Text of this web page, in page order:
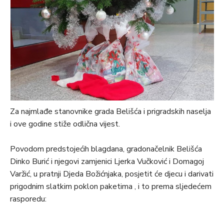
Za najmlađe stanovnike grada Belišća i prigradskih naselja
i ove godine stiže odlična vijest.
Povodom predstojećih blagdana, gradonačelnik Belišća
Dinko Burić i njegovi zamjenici Ljerka Vučković i Domagoj
Varžić, u pratnji Djeda Božićnjaka, posjetit će djecu i darivati
prigodnim slatkim poklon paketima , i to prema sljedećem
rasporedu: